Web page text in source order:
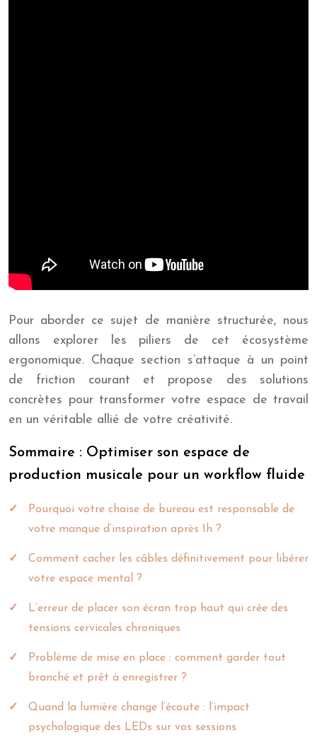
Pour aborder ce sujet de manière structurée, nous
allons explorer les piliers de cet écosystème
ergonomique. Chaque section s’attaque à un point
de friction courant et propose des solutions
concrètes pour transformer votre espace de travail
en un véritable allié de votre créativité.
Sommaire : Optimiser son espace de
production musicale pour un workflow fluide
Pourquoi votre chaise de bureau est responsable de
votre manque d’inspiration après 1h ?
Comment cacher les câbles définitivement pour libérer
votre espace mental ?
L’erreur de placer son écran trop haut qui crée des
tensions cervicales chroniques
Problème de mise en place : comment garder tout
branché et prêt à enregistrer ?
Quand la lumière change l’écoute : l’impact
psychologique des LEDs sur vos sessions